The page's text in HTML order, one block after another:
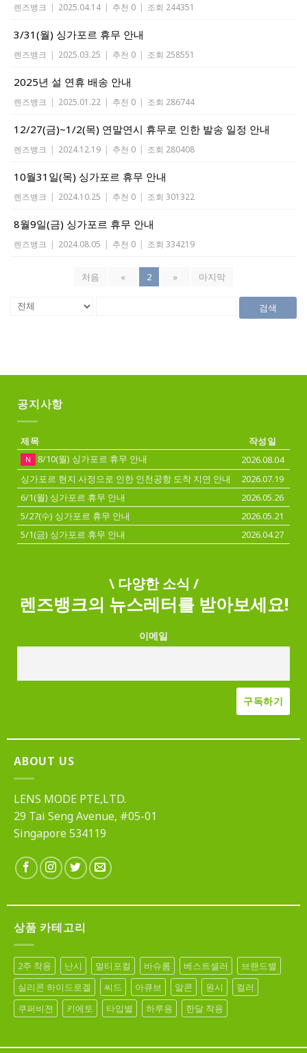
렌즈뱅크 | 2025.04.14 | 추천 0 | 조회 244351
3/31(월) 싱가포르 휴무 안내
렌즈뱅크 | 2025.03.25 | 추천 0 | 조회 258551
2025년 설 연휴 배송 안내
렌즈뱅크 | 2025.01.22 | 추천 0 | 조회 286744
12/27(금)~1/2(목) 연말연시 휴무로 인한 발송 일정 안내
렌즈뱅크 | 2024.12.19 | 추천 0 | 조회 280408
10월31일(목) 싱가포르 휴무 안내
렌즈뱅크 | 2024.10.25 | 추천 0 | 조회 301322
8월9일(금) 싱가포르 휴무 안내
렌즈뱅크 | 2024.08.05 | 추천 0 | 조회 334219
처음 « 2 » 마지막
검색
공지사항
제목 작성일
N 8/10(월) 싱가포르 휴무 안내
2026.08.04
싱가포르 현지 사정으로 인한 인천공항 도착 지연 안내
2026.07.19
6/1(월) 싱가포르 휴무 안내
2026.05.26
5/27(수) 싱가포르 휴무 안내
2026.05.21
5/1(금) 싱가포르 휴무 안내
2026.04.27
\ 다양한 소식 /
렌즈뱅크의 뉴스레터를 받아보세요!
이메일
ABOUT US
LENS MODE PTE,LTD.
29 Tai Seng Avenue, #05-01
Singapore 534119
상품 카테고리
2주 착용 난시 멀티포컬 바슈롬 베스트셀러
브랜드별
실리콘 하이드로겔
씨드 아큐브 알콘 원시
컬러
쿠퍼비젼
키에토 타입별 하루용 한달 착용